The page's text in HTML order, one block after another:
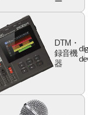
DTM・
録音機
器